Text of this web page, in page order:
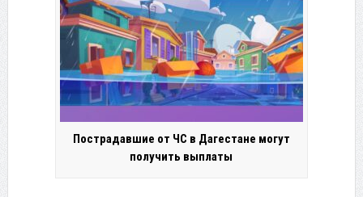
Пострадавшие от ЧС в Дагестане могут
получить выплаты